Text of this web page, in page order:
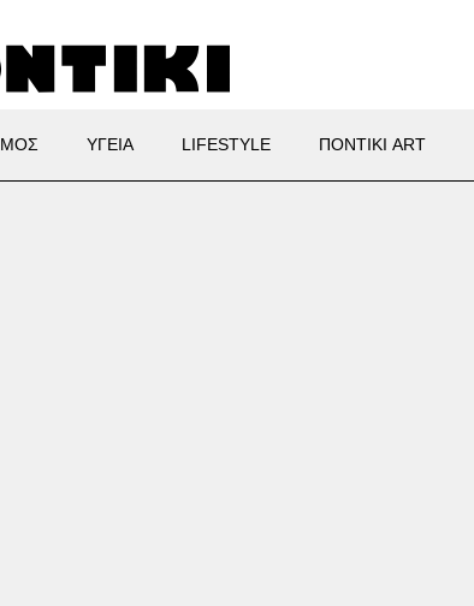
ΥΓΕΙΑ LIFESTYLE ΠΟΝΤΙΚΙ ART